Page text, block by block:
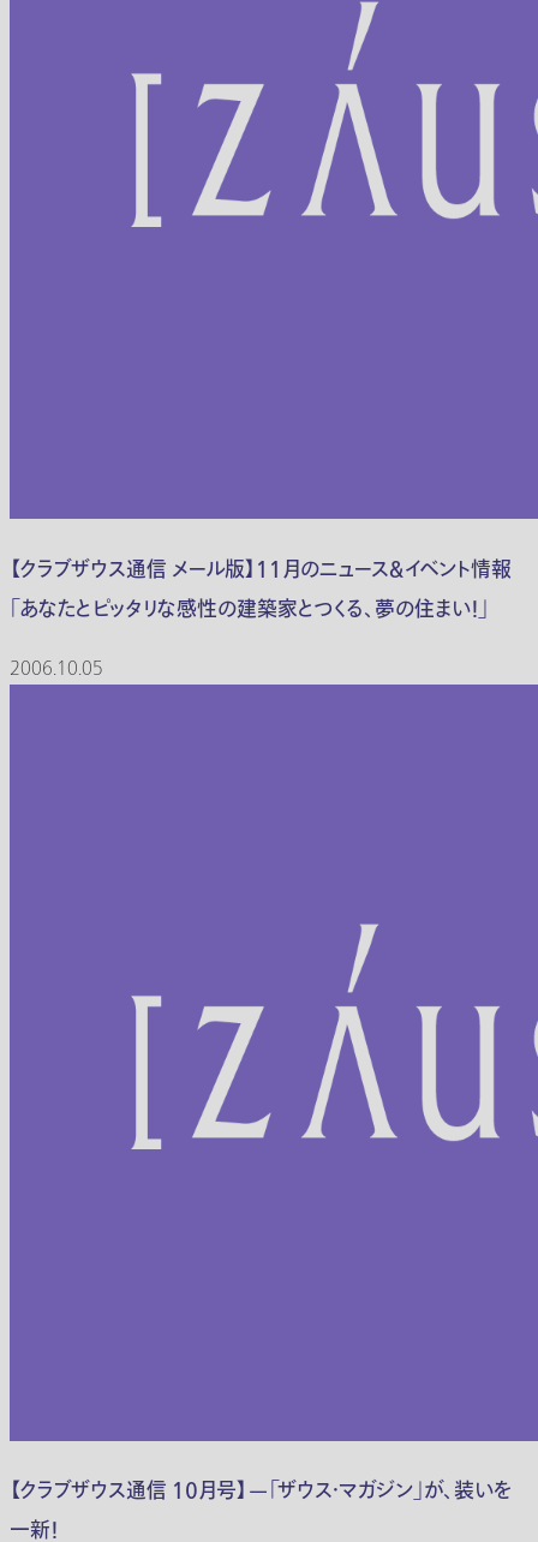
【クラブザウス通信 メール版】１１月のニュース＆イベント情報
「あなたとピッタリな感性の建築家とつくる、夢の住まい！」
2006.10.05
【クラブザウス通信 １０月号】—「ザウス・マガジン」が、装いを
一新！